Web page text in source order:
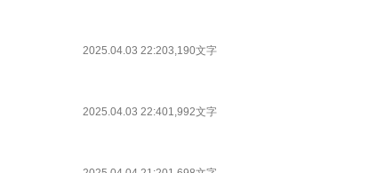
2025.04.03 22:203,190文字
2025.04.03 22:401,992文字